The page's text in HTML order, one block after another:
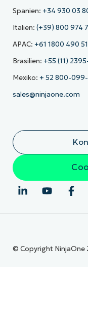
Spanien: +34 930 03
Italien: (+39) 800 974
APAC: +61 1800 490
Brasilien: +55 (11)
Mexiko: + 52 800-
sales@ninjaone.com
© Copyright NinjaOne